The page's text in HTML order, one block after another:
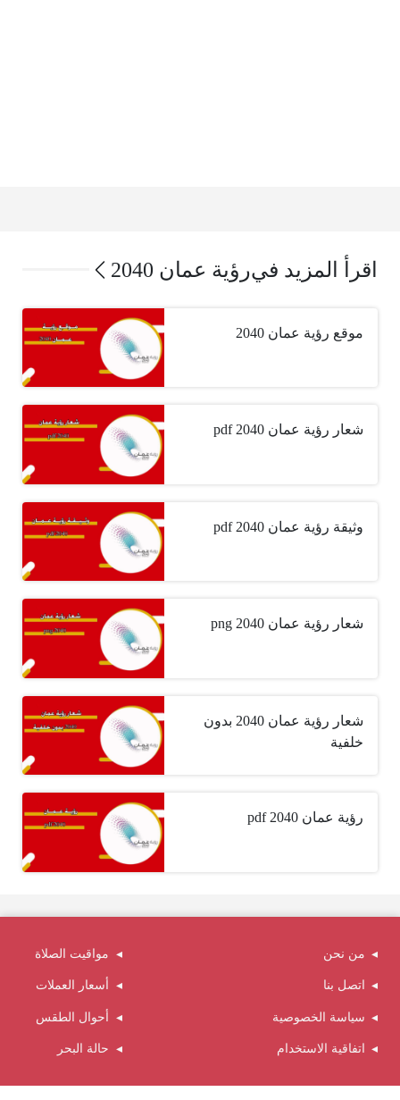
اقرأ المزيد فيرؤية عمان 2040
موقع رؤية عمان 2040
شعار رؤية عمان 2040 pdf
وثيقة رؤية عمان 2040 pdf
شعار رؤية عمان 2040 png
شعار رؤية عمان 2040 بدون
خلفية
رؤية عمان 2040 pdf
من نحن
اتصل بنا
سياسة الخصوصية
اتفاقية الاستخدام
مواقيت الصلاة
أسعار العملات
أحوال الطقس
حالة البحر